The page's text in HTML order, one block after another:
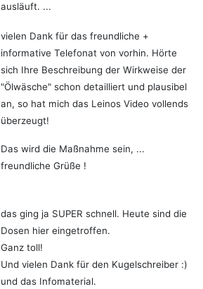
ausläuft. ...
vielen Dank für das freundliche +
informative Telefonat von vorhin. Hörte
sich Ihre Beschreibung der Wirkweise der
"Ölwäsche" schon detailliert und plausibel
an, so hat mich das Leinos Video vollends
überzeugt!
Das wird die Maßnahme sein, ...
freundliche Grüße !
das ging ja SUPER schnell. Heute sind die
Dosen hier eingetroffen.
Ganz toll!
Und vielen Dank für den Kugelschreiber :)
und das Infomaterial.